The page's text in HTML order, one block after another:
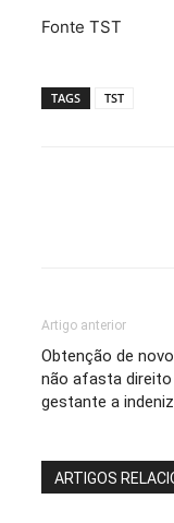
Fonte TST
TAGS TST
Artigo anterior
Obtenção de
não afasta direito
gestante a
ARTIGOS